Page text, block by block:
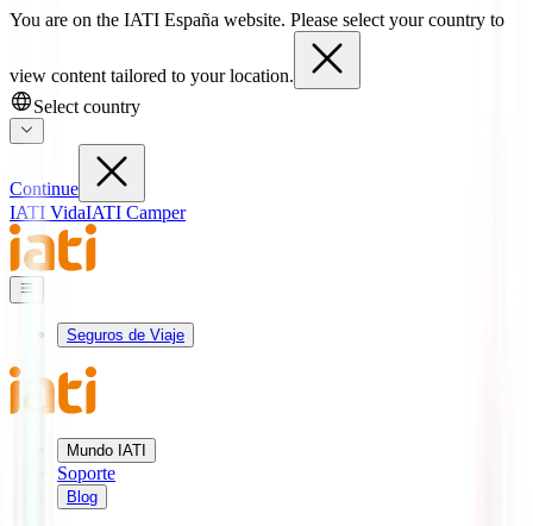
You are on the IATI España website. Please select your country to
view content tailored to your location.
Select country
Continue
IATI VidaIATI Camper
Seguros de Viaje
Mundo IATI
Soporte
Blog